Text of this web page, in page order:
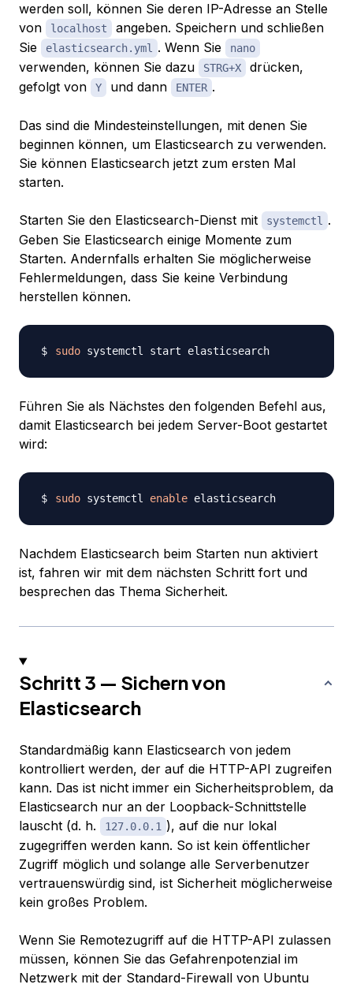
werden soll, können Sie deren IP-Adresse an Stelle
von
localhost
angeben. Speichern und schließen
Sie
elasticsearch.yml . Wenn Sie nano
verwenden, können Sie dazu STRG+X
drücken,
gefolgt von
Y und dann ENTER .
Das sind die Mindesteinstellungen, mit denen Sie
beginnen können, um Elasticsearch zu verwenden.
Sie können Elasticsearch jetzt zum ersten Mal
starten.
Starten Sie den Elasticsearch-Dienst mit systemctl .
Geben Sie Elasticsearch einige Momente zum
Starten. Andernfalls erhalten Sie möglicherweise
Fehlermeldungen, dass Sie keine Verbindung
herstellen können.
sudo
Führen Sie als Nächstes den folgenden Befehl aus,
damit Elasticsearch bei jedem Server-Boot gestartet
wird:
sudo systemctl enable
Nachdem Elasticsearch beim Starten nun aktiviert
ist, fahren wir mit dem nächsten Schritt fort und
besprechen das Thema Sicherheit.
Schritt 3 — Sichern von
Elasticsearch
Standardmäßig kann Elasticsearch von jedem
kontrolliert werden, der auf die HTTP-API zugreifen
kann. Das ist nicht immer ein Sicherheitsproblem, da
Elasticsearch nur an der Loopback-Schnittstelle
lauscht (d. h.
127.0.0.1 ), auf die nur lokal
zugegriffen werden kann. So ist kein öffentlicher
Zugriff möglich und solange alle Serverbenutzer
vertrauenswürdig sind, ist Sicherheit möglicherweise
kein großes Problem.
Wenn Sie Remotezugriff auf die HTTP-API zulassen
müssen, können Sie das Gefahrenpotenzial im
Netzwerk mit der Standard-Firewall von Ubuntu